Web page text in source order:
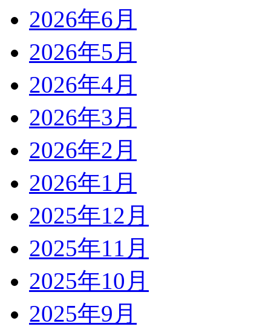
2026年6月
2026年5月
2026年4月
2026年3月
2026年2月
2026年1月
2025年12月
2025年11月
2025年10月
2025年9月